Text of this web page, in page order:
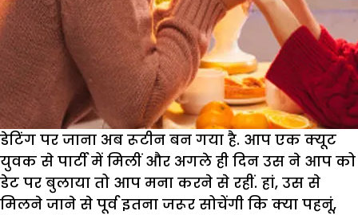
डेटिंग पर जाना अब रूटीन बन गया है. आप एक क्यूट
युवक से पार्टी में मिलीं और अगले ही दिन उस ने आप को
डेट पर बुलाया तो आप मना करने से रहीं. हां, उस से
मिलने जाने से पूर्व इतना जरूर सोचेंगी कि क्या पहनूं,